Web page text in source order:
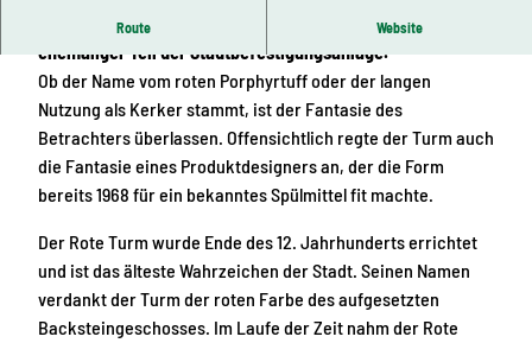
Route Website
Das älteste noch erhaltene Bauwerk der Stadt und ein
ehemaliger Teil der Stadtbefestigungsanlage.
Ob der Name vom roten Porphyrtuff oder der langen
Nutzung als Kerker stammt, ist der Fantasie des
Betrachters überlassen. Offensichtlich regte der Turm auch
die Fantasie eines Produktdesigners an, der die Form
bereits 1968 für ein bekanntes Spülmittel fit machte.
Der Rote Turm wurde Ende des 12. Jahrhunderts errichtet
und ist das älteste Wahrzeichen der Stadt. Seinen Namen
verdankt der Turm der roten Farbe des aufgesetzten
Backsteingeschosses. Im Laufe der Zeit nahm der Rote